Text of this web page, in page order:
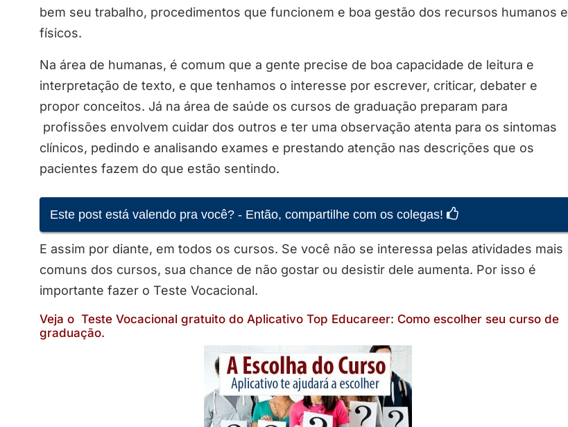
bem seu trabalho, procedimentos que funcionem e boa gestão dos recursos humanos e
físicos.
Na área de humanas, é comum que a gente precise de boa capacidade de leitura e
interpretação de texto, e que tenhamos o interesse por escrever, criticar, debater e
propor conceitos. Já na área de saúde os cursos de graduação preparam para
profissões envolvem cuidar dos outros e ter uma observação atenta para os sintomas
clínicos, pedindo e analisando exames e prestando atenção nas descrições que os
pacientes fazem do que estão sentindo.
Este post está valendo pra você? - Então, compartilhe com os colegas!
E assim por diante, em todos os cursos. Se você não se interessa pelas atividades mais
comuns dos cursos, sua chance de não gostar ou desistir dele aumenta. Por isso é
importante fazer o Teste Vocacional.
Veja o Teste Vocacional gratuito do Aplicativo Top Educareer: Como escolher seu curso de
graduação.